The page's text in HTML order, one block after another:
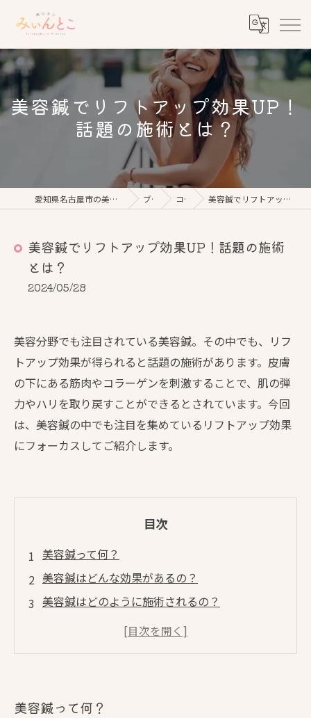
美容鍼でリフトアップ効果UP！
話題の施術とは？
愛知県名古屋市の美容鍼なら鍼灸美心みぃんとこ ブログ コラム 美容鍼でリフトアップ効果UP！話題の施術とは？
美容鍼でリフトアップ効果UP！話題の施術
とは？
2024/05/28
美容分野でも注目されている美容鍼。その中でも、リフ
トアップ効果が得られると話題の施術があります。皮膚
の下にある筋肉やコラーゲンを刺激することで、肌の弾
力やハリを取り戻すことができるとされています。今回
は、美容鍼の中でも注目を集めているリフトアップ効果
にフォーカスしてご紹介します。
目次
美容鍼って何？
美容鍼はどんな効果があるの？
美容鍼はどのように施術されるの？
美容鍼を受ける前に知っておくべきことは？
美容鍼って何？